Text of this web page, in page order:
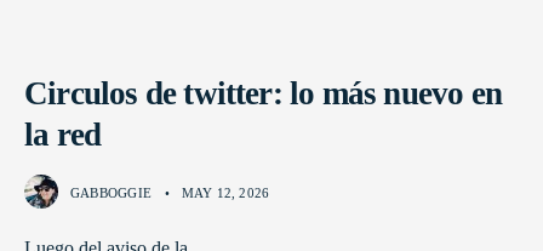
Circulos de twitter: lo más nuevo en
la red
GABBOGGIE • MAY 12, 2026